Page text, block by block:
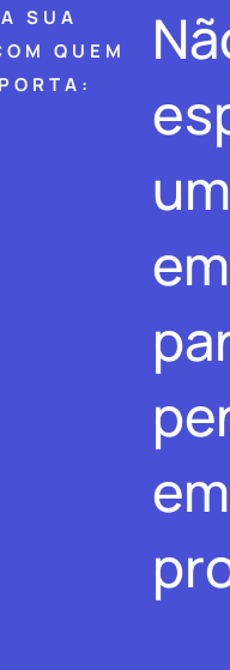
SUA
QUEM
em